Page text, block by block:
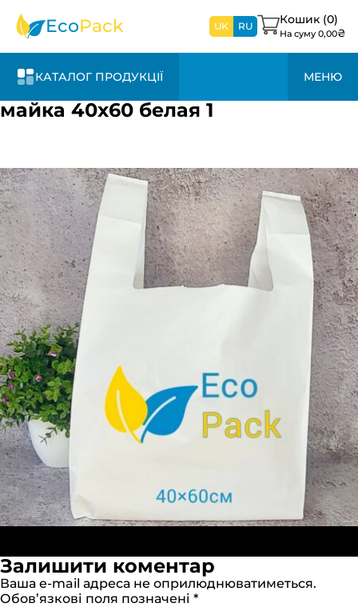
часом
EcoPack UK RU Кошик (0)
На суму 0,00₴
КАТАЛОГ ПРОДУКЦІЇ МЕНЮ
майка 40х60 белая 1
Залишити коментар
Ваша e-mail адреса не оприлюднюватиметься.
Обов’язкові поля позначені *